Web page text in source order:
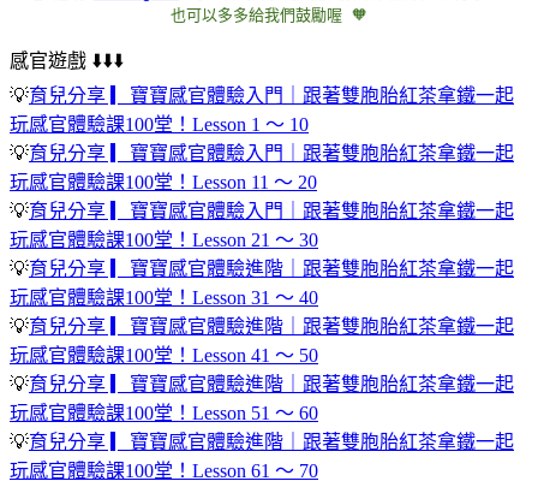
也可以多多給我們鼓勵喔 🧡
感官遊戲 ⬇️⬇️⬇️
💡育兒分享 ▎寶寶感官體驗入門｜跟著雙胞胎紅茶拿鐵一起
玩感官體驗課100堂！Lesson 1 ～ 10
💡育兒分享 ▎寶寶感官體驗入門｜跟著雙胞胎紅茶拿鐵一起
玩感官體驗課100堂！Lesson 11 ～ 20
💡育兒分享 ▎寶寶感官體驗入門｜跟著雙胞胎紅茶拿鐵一起
玩感官體驗課100堂！Lesson 21 ～ 30
💡育兒分享 ▎寶寶感官體驗進階｜跟著雙胞胎紅茶拿鐵一起
玩感官體驗課100堂！Lesson 31 ～ 40
💡育兒分享 ▎寶寶感官體驗進階｜跟著雙胞胎紅茶拿鐵一起
玩感官體驗課100堂！Lesson 41 ～ 50
💡育兒分享 ▎寶寶感官體驗進階｜跟著雙胞胎紅茶拿鐵一起
玩感官體驗課100堂！Lesson 51 ～ 60
💡育兒分享 ▎寶寶感官體驗進階｜跟著雙胞胎紅茶拿鐵一起
玩感官體驗課100堂！Lesson 61 ～ 70